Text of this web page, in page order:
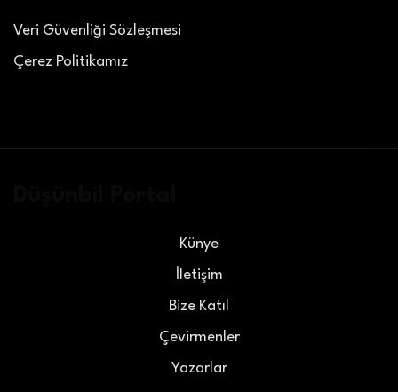
Veri Güvenliği Sözleşmesi
Çerez Politikamız
Künye
İletişim
Bize Katıl
Çevirmenler
Yazarlar